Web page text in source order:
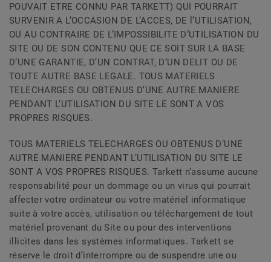
POUVAIT ETRE CONNU PAR TARKETT) QUI POURRAIT
SURVENIR A L’OCCASION DE L’ACCES, DE l’UTILISATION,
OU AU CONTRAIRE DE L’IMPOSSIBILITE D’UTILISATION DU
SITE OU DE SON CONTENU QUE CE SOIT SUR LA BASE
D’UNE GARANTIE, D’UN CONTRAT, D’UN DELIT OU DE
TOUTE AUTRE BASE LEGALE. TOUS MATERIELS
TELECHARGES OU OBTENUS D’UNE AUTRE MANIERE
PENDANT L’UTILISATION DU SITE LE SONT A VOS
PROPRES RISQUES.
TOUS MATERIELS TELECHARGES OU OBTENUS D’UNE
AUTRE MANIERE PENDANT L’UTILISATION DU SITE LE
SONT A VOS PROPRES RISQUES. Tarkett n’assume aucune
responsabilité pour un dommage ou un virus qui pourrait
affecter votre ordinateur ou votre matériel informatique
suite à votre accès, utilisation ou téléchargement de tout
matériel provenant du Site ou pour des interventions
illicites dans les systèmes informatiques. Tarkett se
réserve le droit d’interrompre ou de suspendre une ou